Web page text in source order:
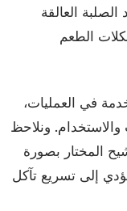
العالقة
الطعم
في العمليات،
ونلاحظ
المختار بصورة
إلى تسريع تآكل